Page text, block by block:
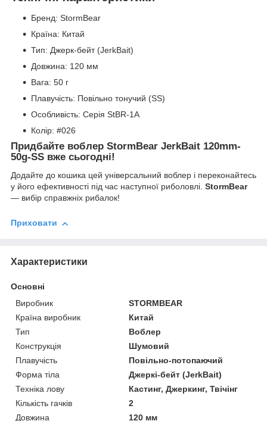
Бренд: StormBear
Країна: Китай
Тип: Джерк-бейт (JerkBait)
Довжина: 120 мм
Вага: 50 г
Плавучість: Повільно тонучий (SS)
Особливість: Серія StBR-1A
Колір: #026
Придбайте воблер StormBear JerkBait 120mm-
50g-SS вже сьогодні!
Додайте до кошика цей універсальний воблер і переконайтесь
у його ефективності під час наступної риболовлі. StormBear
— вибір справжніх рибалок!
Приховати
Характеристики
Основні
Виробник
STORMBEAR
Країна виробник
Китай
Тип
Воблер
Конструкція
Шумовий
Плавучість
Повільно-потопаючий
Форма тіла
Джеркі-бейт (JerkBait)
Техніка лову
Кастинг, Джеркинг, Твічінг
Кількість гачків
2
Довжина
120 мм